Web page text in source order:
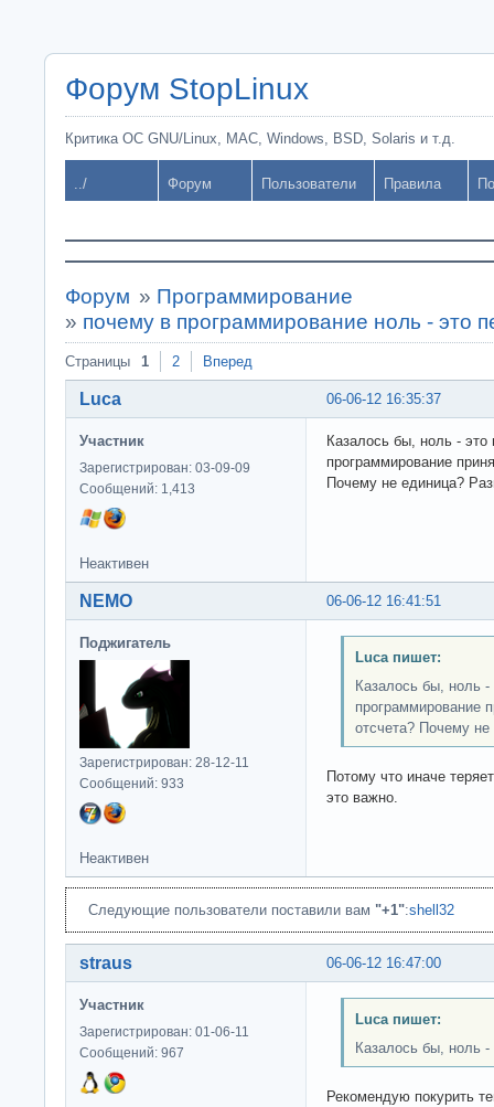
Форум StopLinux
Критика ОС GNU/Linux, MAC, Windows, BSD, Solaris и т.д.
../ Форум Пользователи Правила
Форум » Программирование
» почему в программирование ноль - это
Страницы 1 2 Вперед
06-06-12 16:35:37
Luca
Участник
Зарегистрирован: 03-09-09
Сообщений: 1,413
Казалось бы, ноль - это
программирование
Почему не единица?
Неактивен
06-06-12 16:41:51
NEMO
Поджигатель
Зарегистрирован: 28-12-11
Сообщений: 933
Luca пишет:
Казалось бы, ноль -
программирование
отсчета? Почему
Потому что иначе
это важно.
Неактивен
Следующие пользователи поставили вам "+1":shell32
06-06-12 16:47:00
straus
Участник
Зарегистрирован: 01-06-11
Сообщений: 967
Luca пишет:
Казалось бы, ноль -
Рекомендую покурить